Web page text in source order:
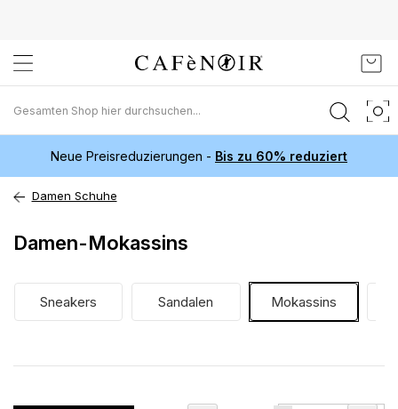
Inhalt
springen
Neue Preisreduzierungen - Bis zu 60% reduziert
Damen Schuhe
Damen-Mokassins
Sneakers Sandalen Mokassins